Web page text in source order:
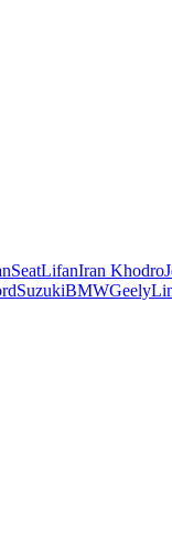
SeatLifanIran Khodro
SuzukiBMWGeely